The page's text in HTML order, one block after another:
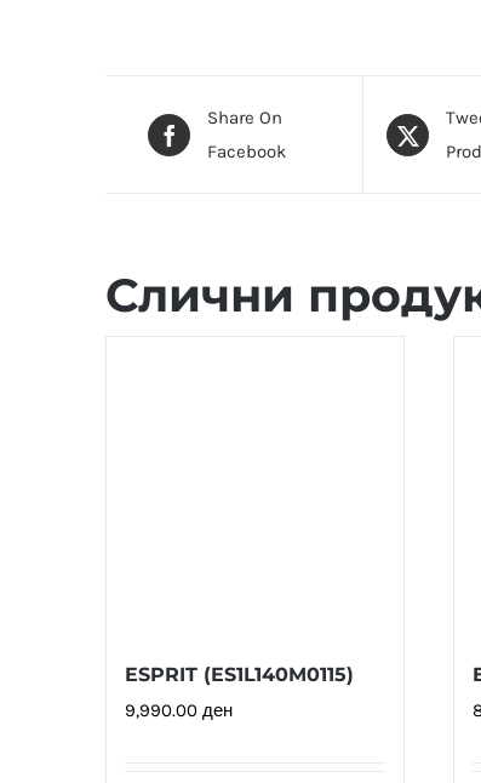
Share On
Facebook
Слични
ESPRIT (ES1L140M0115)
9,990.00 ден